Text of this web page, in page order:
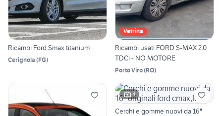
Ricambi Ford Smax titanium
Cerignola (FG)
Vetrina
Ricambi usati FORD S-MAX 2.0
TDCi - NO MOTORE
Porto Viro(RO)
4
Cerchi e gomme nuovi da 16"